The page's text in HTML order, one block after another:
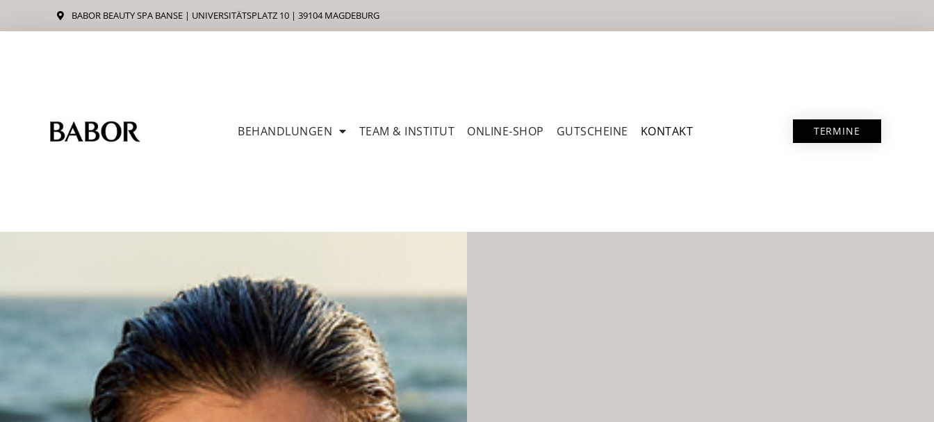
BABOR BEAUTY SPA BANSE | UNIVERSITÄTSPLATZ 10 | 39104 MAGDEBURG
BEHANDLUNGEN TEAM & INSTITUT ONLINE-SHOP GUTSCHEINE KONTAKT TERMINE